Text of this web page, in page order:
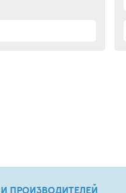
ПРОИЗВОДИТЕЛЕЙ